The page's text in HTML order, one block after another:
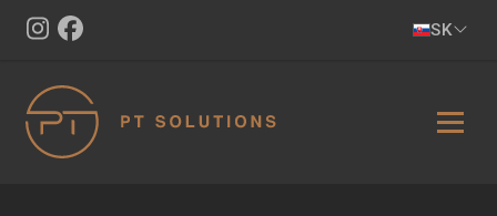
Skočiť
hlavný
obsah
SK